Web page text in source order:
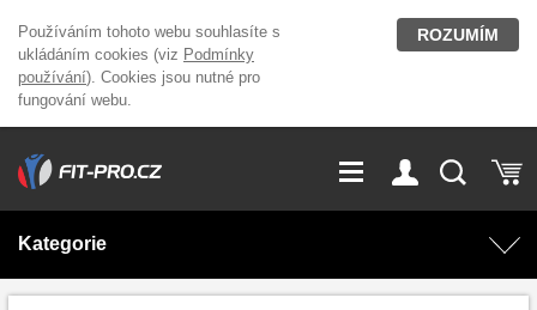
Používáním tohoto webu souhlasíte s
ukládáním cookies (viz Podmínky
používání). Cookies jsou nutné pro
fungování webu.
ROZUMÍM
GDPR
Přihlášení
Kategorie